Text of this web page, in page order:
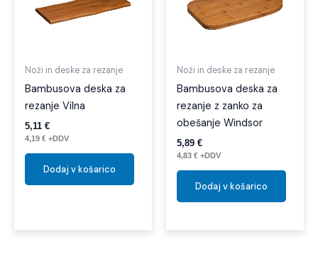
Noži in deske za rezanje
Bambusova deska za
rezanje Vilna
5,11 €
4,19 € +DDV
Dodaj v košarico
Noži in deske za rezanje
Bambusova deska za
rezanje z zanko za
obešanje Windsor
5,89 €
4,83 € +DDV
Dodaj v košarico